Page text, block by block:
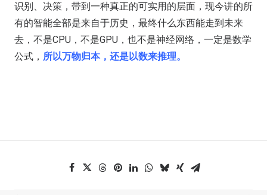
识别、决策，带到一种真正的可实用的层面，现今讲的所
有的智能全部是来自于历史，最终什么东西能走到未来
去，不是CPU，不是GPU，也不是神经网络，一定是数学
公式， 所以万物归本，还是以数来推理。